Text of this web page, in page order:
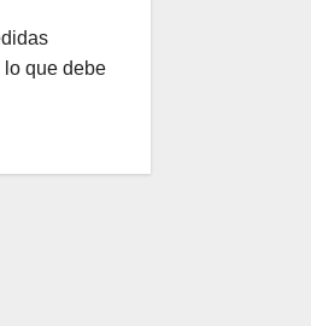
lo que debe